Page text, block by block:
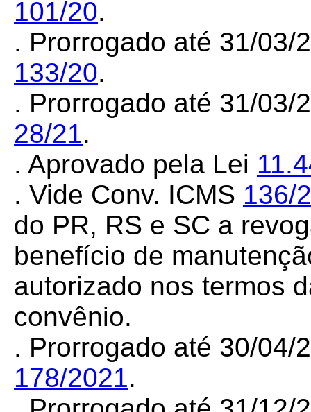
101/20.
. Prorrogado até 31/03/
133/20.
. Prorrogado até 31/03/
28/21.
. Aprovado pela Lei
. Vide Conv. ICMS 136/
do PR, RS e SC a
benefício de
autorizado nos termos
convênio.
. Prorrogado até 30/04/
178/2021.